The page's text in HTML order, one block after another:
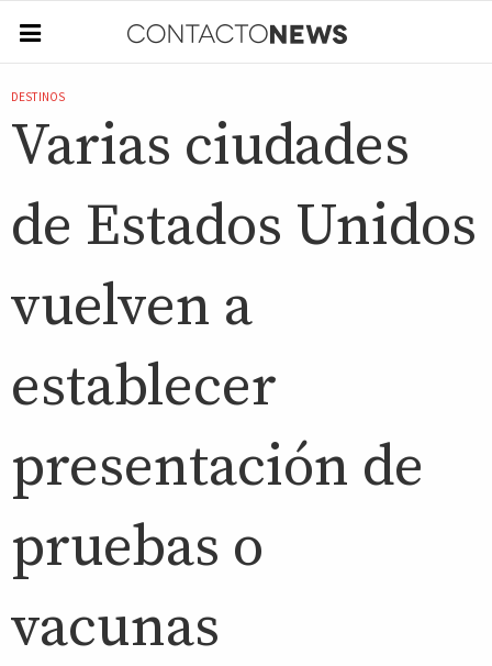
DESTINOS
Varias ciudades
de Estados Unidos
vuelven a
establecer
presentación de
pruebas o
vacunas